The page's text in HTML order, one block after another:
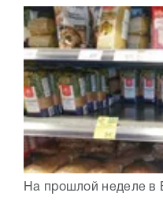
На прошлой неделе в